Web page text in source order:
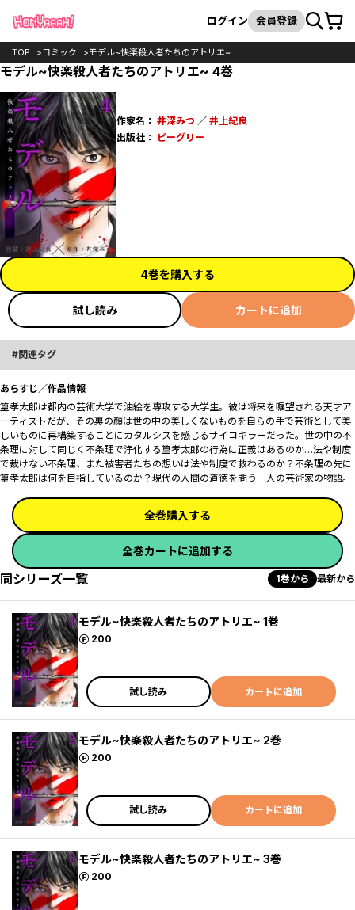
検索
ログイン 会員登録カート
TOP コミック モデル~快楽殺人者たちのアトリエ~
モデル~快楽殺人者たちのアトリエ~ 4巻
作家名： 井深みつ ／ 井上紀良
出版社：
ビーグリー
4巻を購入する
試し読み カートに追加
関連タグ
あらすじ／作品情報
篁孝太郎は都内の芸術大学で油絵を専攻する大学生。彼は将来を嘱望される天才ア
ーティストだが、その裏の顔は世の中の美しくないものを自らの手で芸術として美
しいものに再構築することにカタルシスを感じるサイコキラーだった。世の中の不
条理に対して同じく不条理で浄化する篁孝太郎の行為に正義はあるのか…法や制度
で裁けない不条理、また被害者たちの想いは法や制度で救わるのか？不条理の先に
篁孝太郎は何を目指しているのか？現代の人間の道徳を問う一人の芸術家の物語。
全巻購入する
全巻カートに追加する
同シリーズ一覧 1巻から 最新から
モデル~快楽殺人者たちのアトリエ~ 1巻
200
ポイント
試し読み カートに追加
モデル~快楽殺人者たちのアトリエ~ 2巻
200
ポイント
試し読み カートに追加
モデル~快楽殺人者たちのアトリエ~ 3巻
200
ポイント